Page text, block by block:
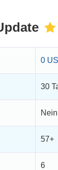
0
30
Nein
57+
6